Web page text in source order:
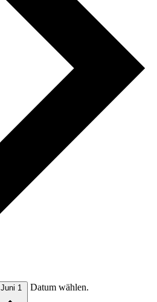
Juni 1 Datum wählen.